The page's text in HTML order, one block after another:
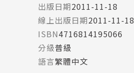
出版日期2011-11-18
線上出版日期2011-11-18
ISBN4716814195066
分級普級
語言繁體中文